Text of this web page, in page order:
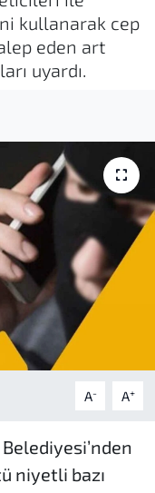
kullanarak cep
eden art
uyardı.
A- A+
niyetli bazı